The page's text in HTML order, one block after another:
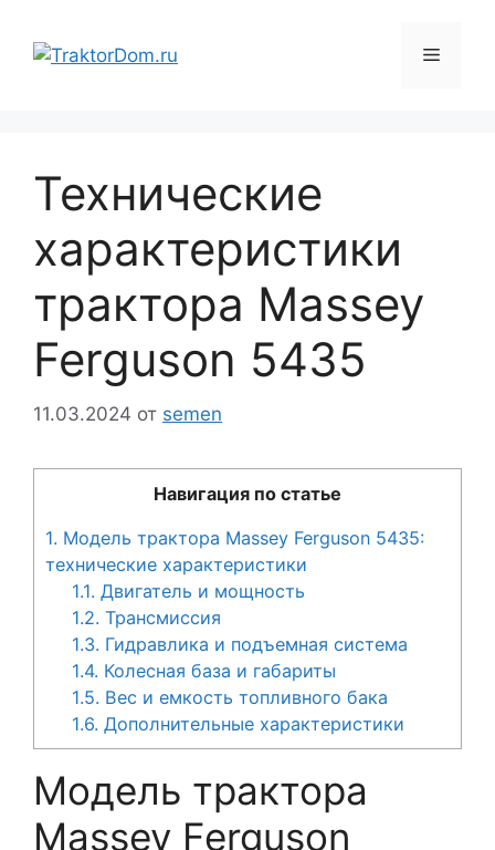
содержимому
Меню
Технические
характеристики
трактора Massey
Ferguson 5435
11.03.2024 от semen
Навигация по статье
1. Модель трактора Massey Ferguson 5435:
технические характеристики
1.1. Двигатель и мощность
1.2. Трансмиссия
1.3. Гидравлика и подъемная система
1.4. Колесная база и габариты
1.5. Вес и емкость топливного бака
1.6. Дополнительные характеристики
Модель трактора
Massey Ferguson